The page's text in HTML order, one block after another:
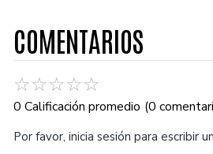
COMENTARIOS
☆☆☆☆☆
0 Calificación promedio (0
Por favor, inicia sesión para escribir